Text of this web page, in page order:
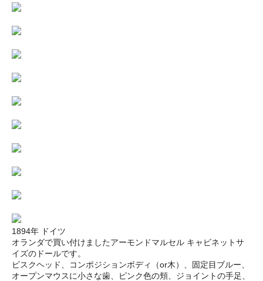
1894年 ドイツ
オランダで買い付けましたアーモンドマルセル キャビネットサ
イズのドールです。
ビスクヘッド、コンポジションボディ（or木）、固定目ブルー、
オープンマウスに小さな歯、ピンク色の頬、ジョイントの手足、